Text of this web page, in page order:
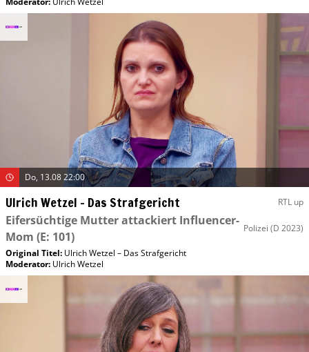
Do, 13.08 22:00
Ulrich Wetzel – Das Strafgericht RTL up
Eifersüchtige Mutter attackiert Influencer-
Mom (E: 101)
Polizei (D 2023)
Original Titel: Ulrich Wetzel – Das Strafgericht
Moderator: Ulrich Wetzel